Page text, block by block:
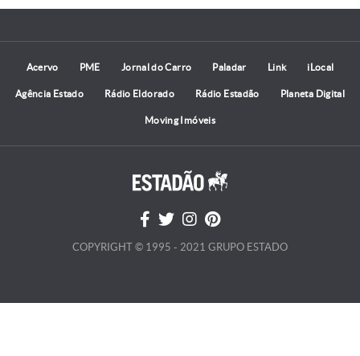
Acervo PME Jornal do Carro Paladar Link iLocal
Agência Estado Rádio Eldorado Rádio Estadão Planeta Digital
Moving Imóveis
COPYRIGHT © 1995 - 2021 GRUPO ESTADO